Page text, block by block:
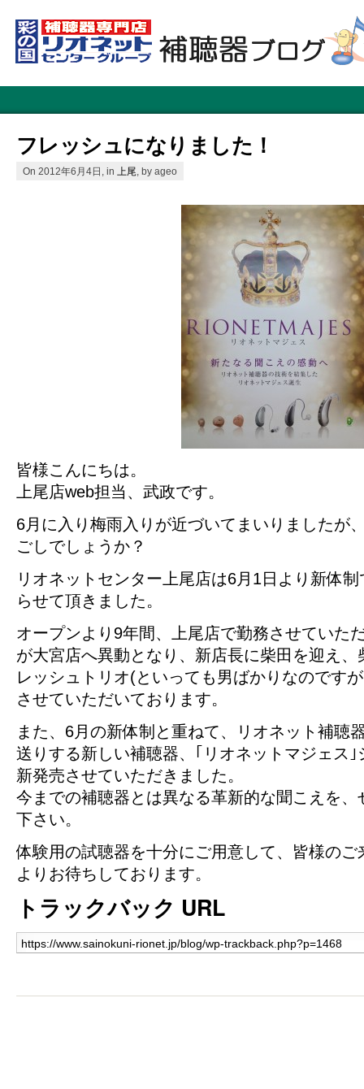
フレッシュになりました！
On 2012年6月4日, in 上尾 , by ageo
皆様こんにちは。
上尾店web担当、武政です。
6月に入り梅雨入りが近づいてまいりましたが
ごしでしょうか？
リオネットセンター上尾店は6月1日より新体
らせて頂きました。
オープンより9年間、上尾店で勤務させていた
が大宮店へ異動となり、新店長に柴田を迎え
レッシュトリオ(といっても男ばかりなのです
させていただいております。
また、6月の新体制と重ねて、リオネット補聴
送りする新しい補聴器、｢リオネットマジェス
新発売させていただきました。
今までの補聴器とは異なる革新的な聞こえを
下さい。
体験用の試聴器を十分にご用意して、皆様の
よりお待ちしております。
トラックバック URL